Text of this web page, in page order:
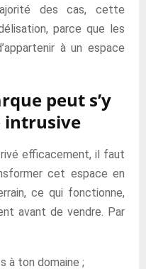
des cas, cette
parce que les
à un espace
peut s’y
intrusive
efficacement, il faut
cet espace en
ce qui fonctionne,
avant de vendre. Par
à ton domaine ;